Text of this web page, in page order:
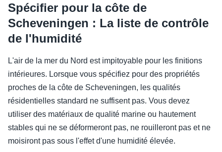
Spécifier pour la côte de
Scheveningen : La liste de contrôle
de l'humidité
L'air de la mer du Nord est impitoyable pour les finitions
intérieures. Lorsque vous spécifiez pour des propriétés
proches de la côte de Scheveningen, les qualités
résidentielles standard ne suffisent pas. Vous devez
utiliser des matériaux de qualité marine ou hautement
stables qui ne se déformeront pas, ne rouilleront pas et ne
moisiront pas sous l'effet d'une humidité élevée.